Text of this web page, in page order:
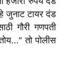
जुनाट टायर दंड
गौरी गणपती
तो पोलीस